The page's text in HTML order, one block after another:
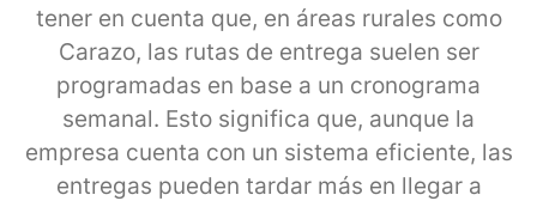
tener en cuenta que, en áreas rurales como
Carazo, las rutas de entrega suelen ser
programadas en base a un cronograma
semanal. Esto significa que, aunque la
empresa cuenta con un sistema eficiente, las
entregas pueden tardar más en llegar a